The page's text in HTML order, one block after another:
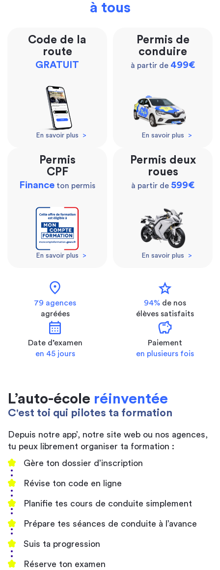
à tous
Code de la
route
GRATUIT
En savoir plus >
Permis de
conduire
à partir de 499€
En savoir plus >
Permis
CPF
Finance ton permis
En savoir plus >
Permis deux
roues
à partir de 599€
En savoir plus >
location_on
79 agences
agréées
star
94% de nos
élèves satisfaits
calendar_month
Date d’examen
en 45 jours
savings
Paiement
en plusieurs fois
L’auto-école réinventée
C'est toi qui pilotes ta formation
Depuis notre app’, notre site web ou nos agences,
tu peux librement organiser ta formation :
Gère ton dossier d’inscription
Révise ton code en ligne
Planifie tes cours de conduite simplement
Prépare tes séances de conduite à l’avance
Suis ta progression
Réserve ton examen